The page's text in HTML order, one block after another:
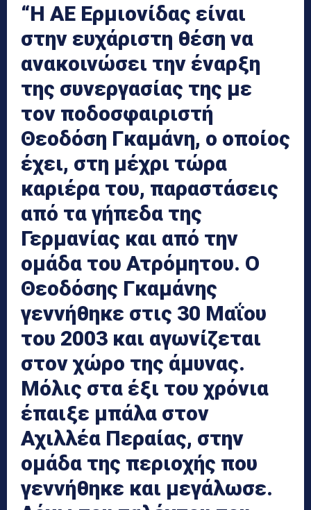
“Η ΑΕ Ερμιονίδας είναι
στην ευχάριστη θέση να
ανακοινώσει την έναρξη
της συνεργασίας της με
τον ποδοσφαιριστή
Θεοδόση Γκαμάνη, ο οποίος
έχει, στη μέχρι τώρα
καριέρα του, παραστάσεις
από τα γήπεδα της
Γερμανίας και από την
ομάδα του Ατρόμητου. Ο
Θεοδόσης Γκαμάνης
γεννήθηκε στις 30 Μαΐου
του 2003 και αγωνίζεται
στον χώρο της άμυνας.
Μόλις στα έξι του χρόνια
έπαιξε μπάλα στον
Αχιλλέα Περαίας, στην
ομάδα της περιοχής που
γεννήθηκε και μεγάλωσε.